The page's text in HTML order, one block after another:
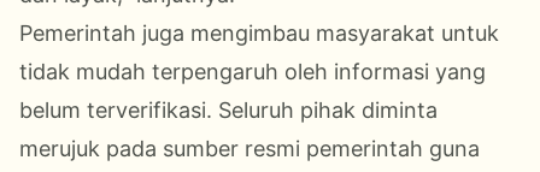
Pemerintah juga mengimbau masyarakat untuk
tidak mudah terpengaruh oleh informasi yang
belum terverifikasi. Seluruh pihak diminta
merujuk pada sumber resmi pemerintah guna